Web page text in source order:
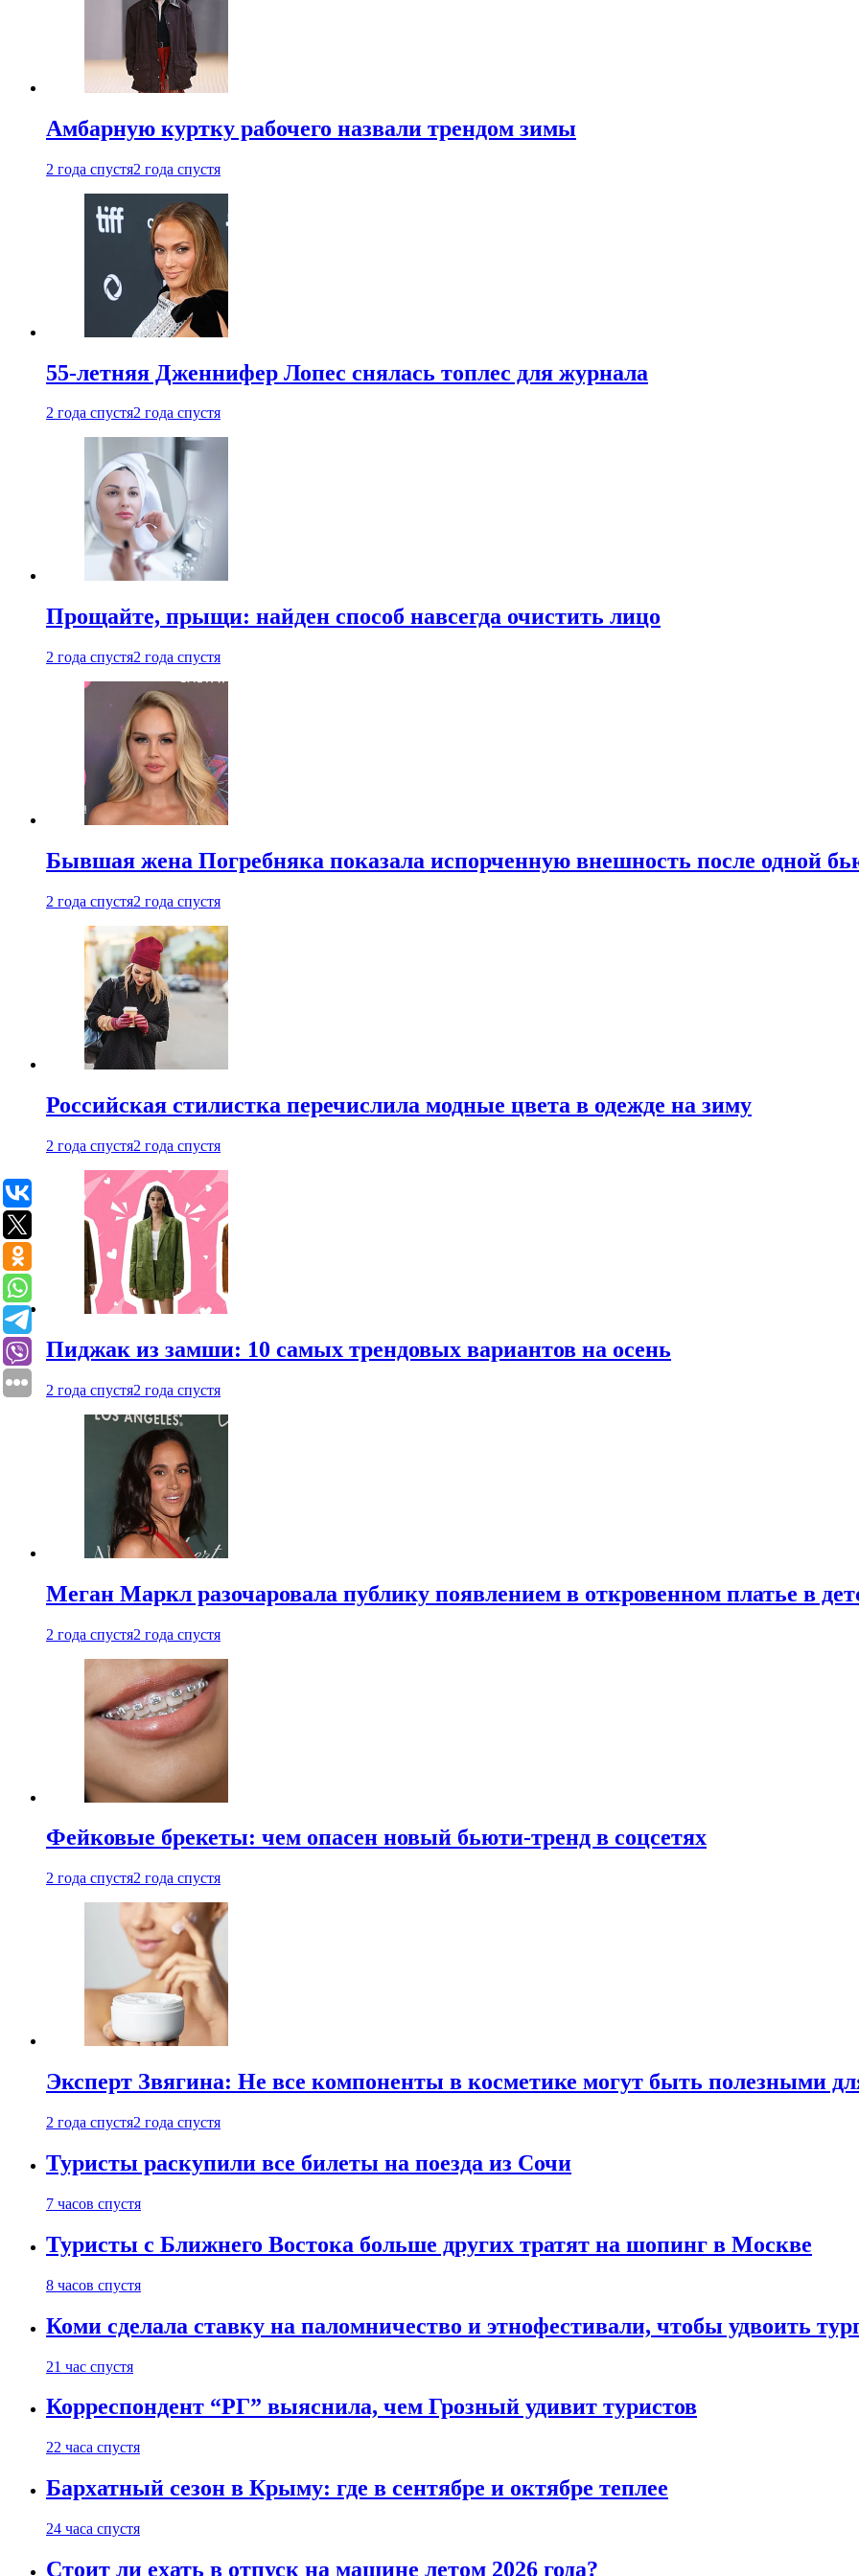
Амбарную куртку рабочего назвали трендом зимы
2 года спустя2 года спустя
55-летняя Дженнифер Лопес снялась топлес для журнала
2 года спустя2 года спустя
Прощайте, прыщи: найден способ навсегда очистить лицо
2 года спустя2 года спустя
Бывшая жена Погребняка показала испорченную внешность после одной
2 года спустя2 года спустя
Российская стилистка перечислила модные цвета в одежде на зиму
2 года спустя2 года спустя
Пиджак из замши: 10 самых трендовых вариантов на осень
2 года спустя2 года спустя
Меган Маркл разочаровала публику появлением в откровенном платье в
2 года спустя2 года спустя
Фейковые брекеты: чем опасен новый бьюти-тренд в соцсетях
2 года спустя2 года спустя
Эксперт Звягина: Не все компоненты в косметике могут быть полезными
2 года спустя2 года спустя
Туристы раскупили все билеты на поезда из Сочи
7 часов спустя
Туристы с Ближнего Востока больше других тратят на шопинг в Москве
8 часов спустя
Коми сделала ставку на паломничество и этнофестивали, чтобы удвоить
21 час спустя
Корреспондент “РГ” выяснила, чем Грозный удивит туристов
22 часа спустя
Бархатный сезон в Крыму: где в сентябре и октябре теплее
24 часа спустя
Стоит ли ехать в отпуск на машине летом 2026 года?